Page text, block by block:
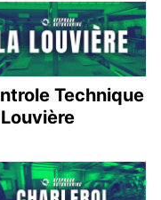
Technique